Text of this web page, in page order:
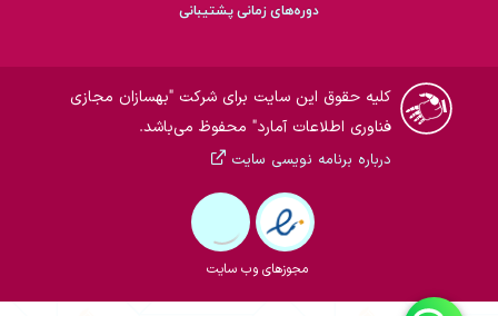
دوره‌های زمانی پشتیبانی
کلیه حقوق این سایت برای شرکت "بهسازان مجازی
فناوری اطلاعات آمارد" محفوظ می‌باشد.
درباره برنامه نویسی سایت
مجوزهای وب سایتچت و تماس با ما...